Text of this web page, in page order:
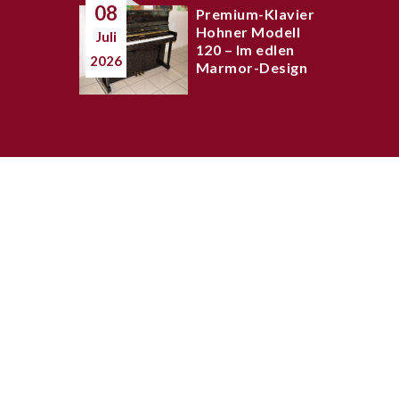
08
Juli
2026
Premium-Klavier
Hohner Modell
120 – Im edlen
Marmor-Design